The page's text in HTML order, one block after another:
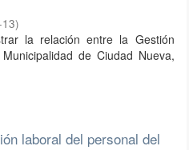
13)
la relación entre la Gestión
de Ciudad Nueva,
laboral del personal del